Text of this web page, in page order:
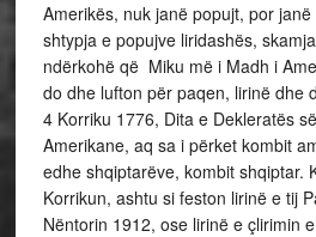
Amerikës, nuk janë popujt, por
shtypja e popujve liridashës,
ndërkohë që Miku më i Madh i
do dhe lufton për paqen, lirinë dhe
4 Korriku 1776, Dita e Dekleratës
Amerikane, aq sa i përket kombit
edhe shqiptarëve, kombit shqiptar.
Korrikun, ashtu si feston lirinë e tij
Nëntorin 1912, ose lirinë e çlirimin